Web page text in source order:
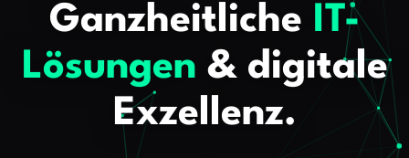
Ganzheitliche IT-
Lösungen & digitale
Exzellenz.